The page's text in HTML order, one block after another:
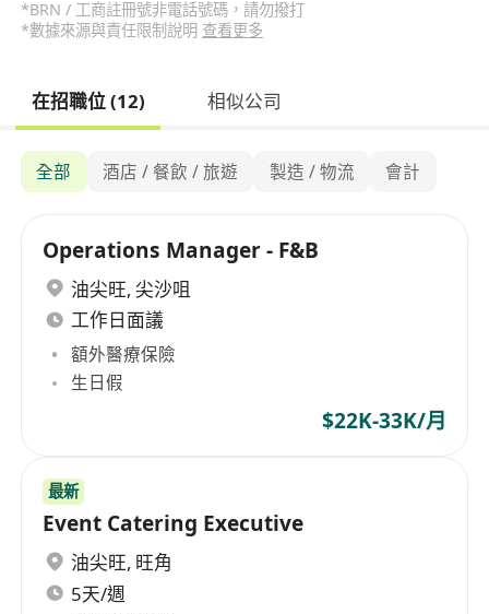
*BRN / 工商註冊號非電話號碼，請勿撥打
*數據來源與責任限制說明 查看更多
在招職位 (12) 相似公司
全部 酒店 / 餐飲 / 旅遊 製造 / 物流 會計
Operations Manager - F&B
油尖旺, 尖沙咀
工作日面議
額外醫療保險
生日假
$22K-33K/月
最新
Event Catering Executive
油尖旺, 旺角
5天/週